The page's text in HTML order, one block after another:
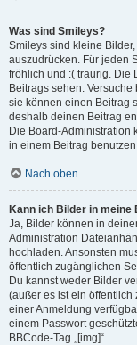
Was sind Smileys?
Smileys sind kleine
auszudrücken. Für jeden
fröhlich und :( traurig. Die
Beitrags sehen.
sie können einen Beitrag
deshalb deinen Beitrag
Die Board-Administration
in einem Beitrag
Nach oben
Kann ich Bilder in meine
Ja, Bilder können in
Administration
hochladen. Ansonsten
öffentlich zugänglichen
Du kannst weder Bilder
(außer es ist ein
einer Anmeldung
einem Passwort
BBCode-Tag „[img]“.